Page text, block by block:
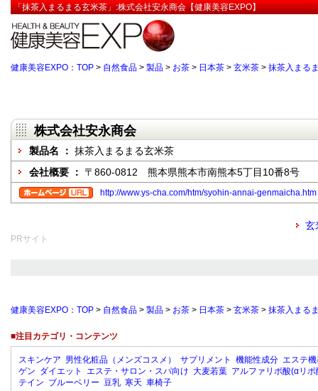
「抹茶入まるまる玄米茶」:株式会社安永商会【健康美容EXPO】
健康美容EXPO：TOP > 自然食品 > 製品 > お茶 > 日本茶 > 玄米茶 > 抹茶入まる
株式会社安永商会
製品名 ： 抹茶入まるまる玄米茶
会社概要 ： 〒860-0812 熊本県熊本市南熊本5丁目10番8号
http://www.ys-cha.com/htm/syohin-annai-genmaicha.htm
玄
PRサイト
健康美容EXPO：TOP > 自然食品 > 製品 > お茶 > 日本茶 > 玄米茶 > 抹茶入まる
■注目カテゴリ・コンテンツ
スキンケア 男性化粧品（メンズコスメ） サプリメント 機能性成分 エステ
ゲン ダイエット エステ・サロン・スパ向け 大麦若葉 アルファリポ酸(αリポ
テイン ブルーベリー 豆乳 寒天 車椅子